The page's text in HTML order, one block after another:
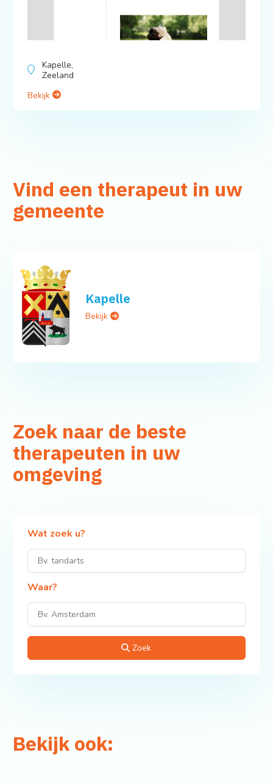
Kapelle,
Zeeland
Bekijk
Vind een therapeut in uw
gemeente
Kapelle
Bekijk
Zoek naar de beste
therapeuten in uw
omgeving
Wat zoek u?
Waar?
Zoek
Bekijk ook: